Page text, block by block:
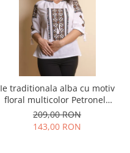
Ie traditionala alba cu motiv
floral multicolor Petronela
01
209,00 RON
143,00 RON